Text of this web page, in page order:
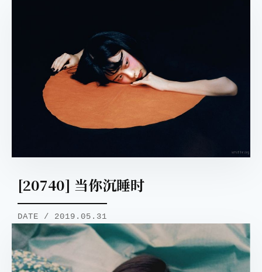
[20740] 当你沉睡时
DATE / 2019.05.31